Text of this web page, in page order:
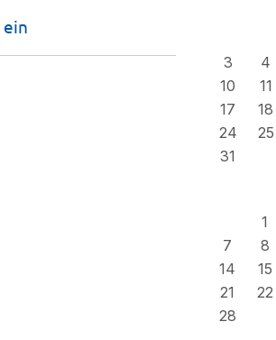
3
4
10
11
17
18
24
25
31
1
7
8
14
15
21
22
28
ein